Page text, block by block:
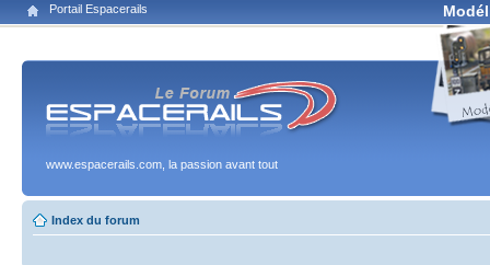
Portail Espacerails
www.espacerails.com, la passion avant tout
Index du forum